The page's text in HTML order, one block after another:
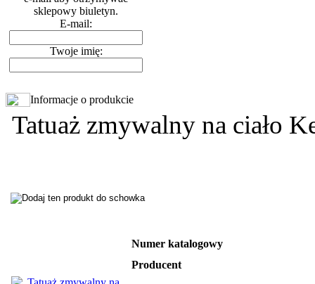
sklepowy biuletyn.
E-mail:
Twoje imię:
Informacje o produkcie
Tatuaż zmywalny na ciało
Numer katalogowy
Producent